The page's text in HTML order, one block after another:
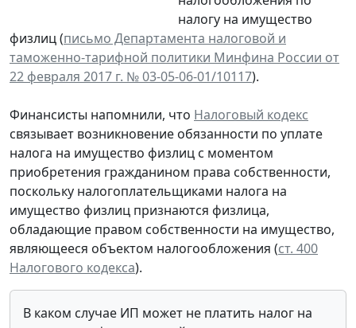
налогу на имущество
физлиц (письмо Департамента налоговой и
таможенно-тарифной политики Минфина России от
22 февраля 2017 г. № 03-05-06-01/10117).
Финансисты напомнили, что Налоговый кодекс
связывает возникновение обязанности по уплате
налога на имущество физлиц с моментом
приобретения гражданином права собственности,
поскольку налогоплательщиками налога на
имущество физлиц признаются физлица,
обладающие правом собственности на имущество,
являющееся объектом налогообложения (ст. 400
Налогового кодекса).
В каком случае ИП может не платить налог на